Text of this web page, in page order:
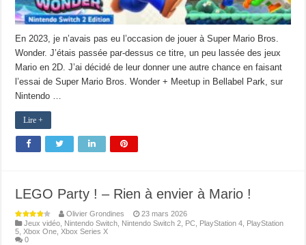
En 2023, je n’avais pas eu l’occasion de jouer à Super Mario Bros.
Wonder. J’étais passée par-dessus ce titre, un peu lassée des jeux
Mario en 2D. J’ai décidé de leur donner une autre chance en faisant
l’essai de Super Mario Bros. Wonder + Meetup in Bellabel Park, sur
Nintendo …
Lire +
LEGO Party ! – Rien à envier à Mario !
Olivier Grondines
23 mars 2026
Jeux vidéo, Nintendo Switch, Nintendo Switch 2, PC, PlayStation 4, PlayStation
5,Xbox One,Xbox Series X
0